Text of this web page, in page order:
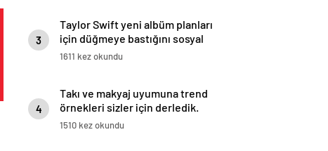
3
Taylor Swift yeni albüm planları
için düğmeye bastığını sosyal
medyadan duyurdu!
1611 kez okundu
4
Takı ve makyaj uyumuna trend
örnekleri sizler için derledik.
1510 kez okundu